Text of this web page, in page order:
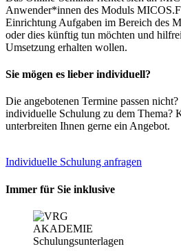
Anwender*innen des Moduls
Einrichtung Aufgaben im Bereich des
oder dies künftig tun möchten und
Umsetzung erhalten wollen.
Sie mögen es lieber individuell?
Die angebotenen Termine passen
individuelle Schulung zu dem Thema?
unterbreiten Ihnen gerne ein Angebot.
Individuelle Schulung anfragen
Immer für Sie inklusive